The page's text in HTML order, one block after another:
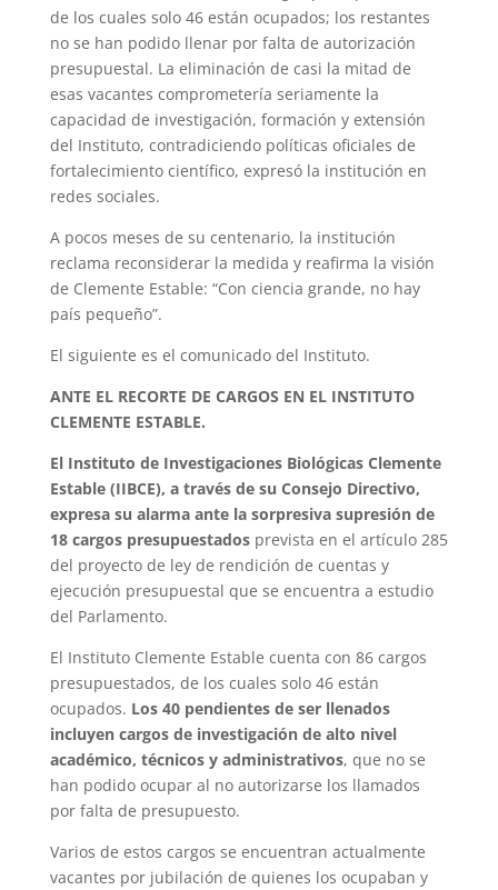
de los cuales solo 46 están ocupados; los restantes
no se han podido llenar por falta de autorización
presupuestal. La eliminación de casi la mitad de
esas vacantes comprometería seriamente la
capacidad de investigación, formación y extensión
del Instituto, contradiciendo políticas oficiales de
fortalecimiento científico, expresó la institución en
redes sociales.
A pocos meses de su centenario, la institución
reclama reconsiderar la medida y reafirma la visión
de Clemente Estable: “Con ciencia grande, no hay
país pequeño”.
El siguiente es el comunicado del Instituto.
ANTE EL RECORTE DE CARGOS EN EL INSTITUTO
CLEMENTE ESTABLE.
El Instituto de Investigaciones Biológicas Clemente
Estable (IIBCE), a través de su Consejo Directivo,
expresa su alarma ante la sorpresiva supresión de
18 cargos presupuestadosprevista en el artículo 285
del proyecto de ley de rendición de cuentas y
ejecución presupuestal que se encuentra a estudio
del Parlamento.
El Instituto Clemente Estable cuenta con 86 cargos
presupuestados, de los cuales solo 46 están
ocupados. Los 40 pendientes de ser llenados
incluyen cargos de investigación de alto nivel
académico, técnicos y administrativos, que no se
han podido ocupar al no autorizarse los llamados
por falta de presupuesto.
Varios de estos cargos se encuentran actualmente
vacantes por jubilación de quienes los ocupaban y